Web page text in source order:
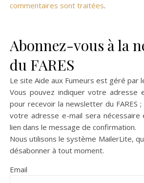
commentaires sont traitées.
Abonnez-vous à la
du FARES
Le site Aide aux Fumeurs est géré par
Vous pouvez indiquer votre adresse
pour recevoir la newsletter du FARES
votre adresse e-mail sera nécessaire
lien dans le message de confirmation.
Nous utilisons le système MailerLite,
désabonner à tout moment.
Email